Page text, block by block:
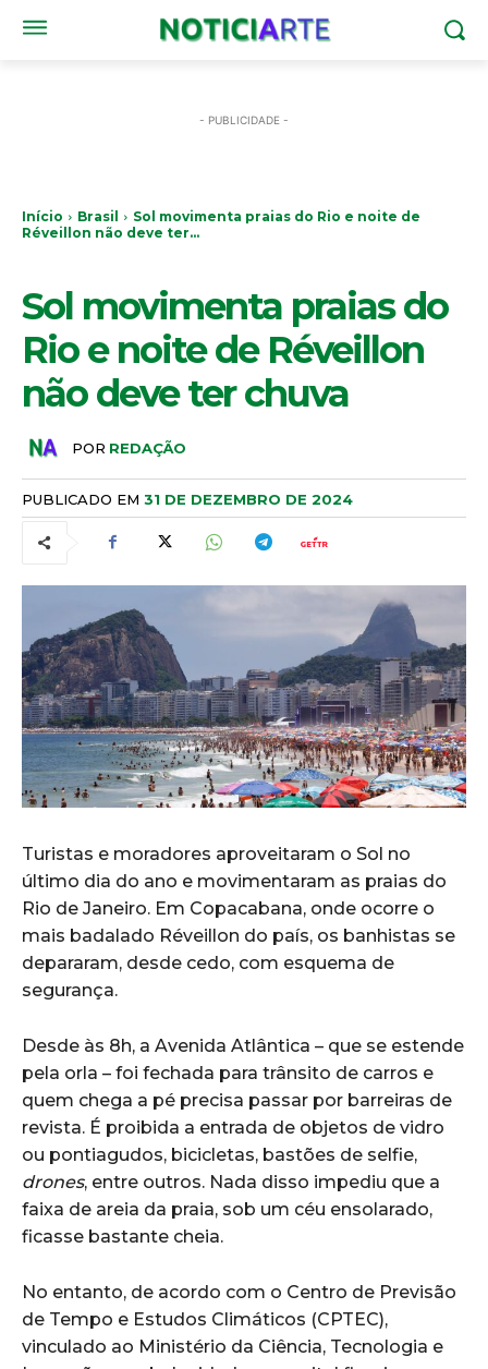
- PUBLICIDADE -
Início Brasil
Sol movimenta praias do Rio e noite de
Réveillon não deve ter...
Sol movimenta praias do
Rio e noite de Réveillon
não deve ter chuva
POR REDAÇÃO
PUBLICADO EM 31 DE DEZEMBRO DE 2024
Turistas e moradores aproveitaram o Sol no
último dia do ano e movimentaram as praias do
Rio de Janeiro. Em Copacabana, onde ocorre o
mais badalado Réveillon do país, os banhistas se
depararam, desde cedo, com esquema de
segurança.
Desde às 8h, a Avenida Atlântica – que se estende
pela orla – foi fechada para trânsito de carros e
quem chega a pé precisa passar por barreiras de
revista. É proibida a entrada de objetos de vidro
ou pontiagudos, bicicletas, bastões de selfie,
drones, entre outros. Nada disso impediu que a
faixa de areia da praia, sob um céu ensolarado,
ficasse bastante cheia.
No entanto, de acordo com o Centro de Previsão
de Tempo e Estudos Climáticos (CPTEC),
vinculado ao Ministério da Ciência, Tecnologia e